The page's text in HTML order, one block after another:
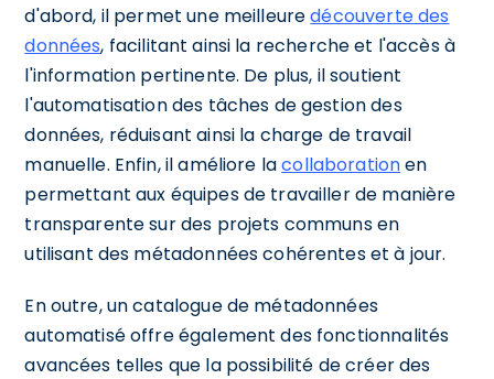
d'abord, il permet une meilleuredécouverte des
données, facilitant ainsi la recherche et l'accès à
l'information pertinente. De plus, il soutient
l'automatisation des tâches de gestion des
données, réduisant ainsi la charge de travail
manuelle. Enfin, il améliore lacollaborationen
permettant aux équipes de travailler de manière
transparente sur des projets communs en
utilisant des métadonnées cohérentes et à jour.
En outre, un catalogue de métadonnées
automatisé offre également des fonctionnalités
avancées telles que la possibilité de créer des